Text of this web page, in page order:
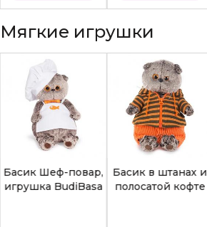
Мягкие игрушки
Басик Шеф-повар,
игрушка BudiBasa
Басик в штанах и
полосатой кофте